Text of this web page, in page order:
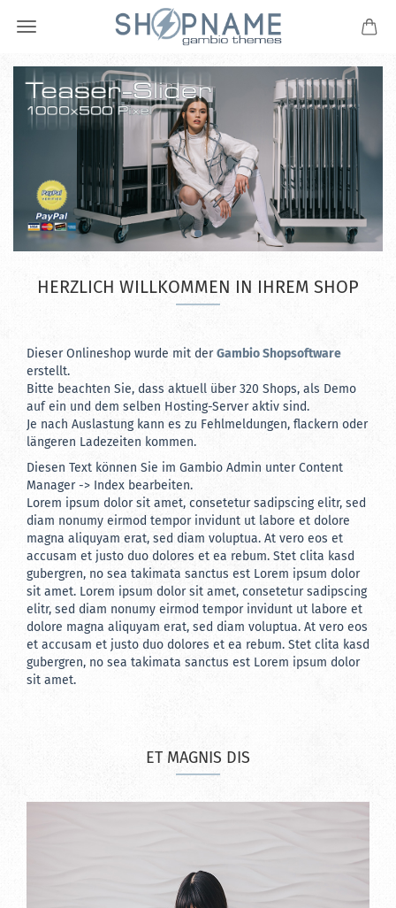
HERZLICH WILLKOMMEN IN IHREM SHOP
Dieser Onlineshop wurde mit derGambio Shopsoftware
erstellt.
Bitte beachten Sie, dass aktuell über 320 Shops, als Demo
auf ein und dem selben Hosting-Server aktiv sind.
Je nach Auslastung kann es zu Fehlmeldungen, flackern oder
längeren Ladezeiten kommen.
Diesen Text können Sie im Gambio Admin unter Content
Manager -> Index bearbeiten.
Lorem ipsum dolor sit amet, consetetur sadipscing elitr, sed
diam nonumy eirmod tempor invidunt ut labore et dolore
magna aliquyam erat, sed diam voluptua. At vero eos et
accusam et justo duo dolores et ea rebum. Stet clita kasd
gubergren, no sea takimata sanctus est Lorem ipsum dolor
sit amet. Lorem ipsum dolor sit amet, consetetur sadipscing
elitr, sed diam nonumy eirmod tempor invidunt ut labore et
dolore magna aliquyam erat, sed diam voluptua. At vero eos
et accusam et justo duo dolores et ea rebum. Stet clita kasd
gubergren, no sea takimata sanctus est Lorem ipsum dolor
sit amet.
ET MAGNIS DIS